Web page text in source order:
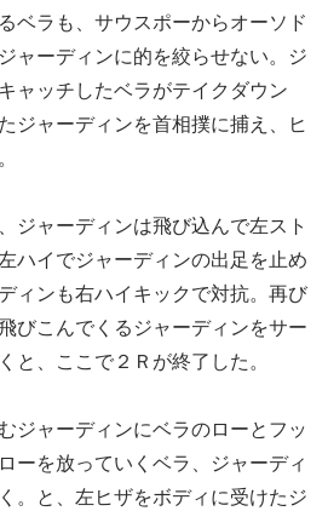
ベラも、サウスポーからオーソド
ャーディンに的を絞らせない。ジ
ャッチしたベラがテイクダウン
ジャーディンを首相撲に捕え、ヒ
ジャーディンは飛び込んで左スト
ハイでジャーディンの出足を止め
ィンも右ハイキックで対抗。再び
びこんでくるジャーディンをサー
と、ここで２Ｒが終了した。
ジャーディンにベラのローとフッ
ーを放っていくベラ、ジャーディ
。と、左ヒザをボディに受けたジ